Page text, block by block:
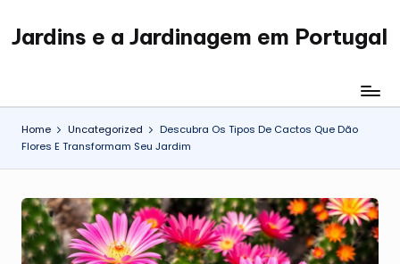
SkipJardins e a Jardinagem em Portugal
Jardinagem
Home Uncategorized
Descubra Os Tipos De Cactos Que Dão
Flores E Transformam Seu Jardim